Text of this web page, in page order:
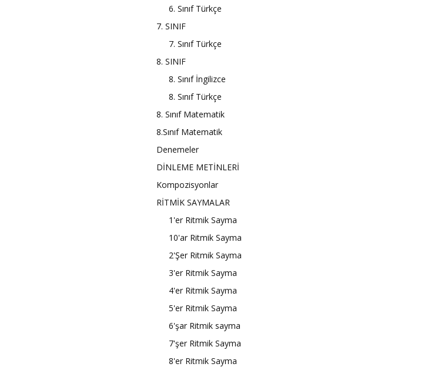
6. Sınıf Türkçe
7. SINIF
7. Sınıf Türkçe
8. SINIF
8. Sınıf İngilizce
8. Sınıf Türkçe
8. Sınıf Matematik
8.Sınıf Matematik
Denemeler
DİNLEME METİNLERİ
Kompozisyonlar
RİTMİK SAYMALAR
1'er Ritmik Sayma
10'ar Ritmik Sayma
2'Şer Ritmik Sayma
3'er Ritmik Sayma
4'er Ritmik Sayma
5'er Ritmik Sayma
6'şar Ritmik sayma
7'şer Ritmik Sayma
8'er Ritmik Sayma